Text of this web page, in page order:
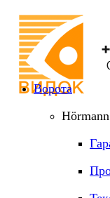
Ворота
Hörmann